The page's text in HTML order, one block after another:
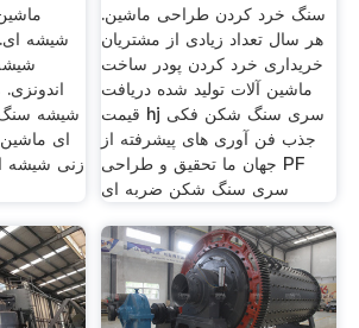
شیشه
شیشه سنگ
ای
زنی شیشه
سنگ خرد کردن طراحی ماشین.
هر سال تعداد زیادی از مشتریان
خریداری خرد کردن پودر ساخت
ماشین آلات تولید شده دریافت
قیمت hj سری سنگ شکن فکی
جذب فن آوری های پیشرفته از
جهان ما تحقیق و طراحی PF
سری سنگ شکن ضربه ای